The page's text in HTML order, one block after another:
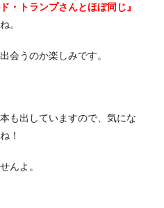
ド・トランプさんとほぼ同じ』
。
会うのか楽しみです。
も出していますので、気にな
！
んよ。